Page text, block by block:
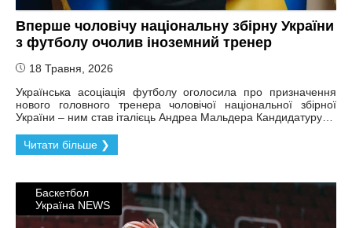
Вперше чоловічу національну збірну України
з футболу очолив іноземний тренер
18 Травня, 2026
Українська асоціація футболу оголосила про призначення
нового головного тренера чоловічої національної збірної
України – ним став італієць Андреа Мальдера Кандидатуру…
Читати більше ❯
Баскетбол
Україна NEWS